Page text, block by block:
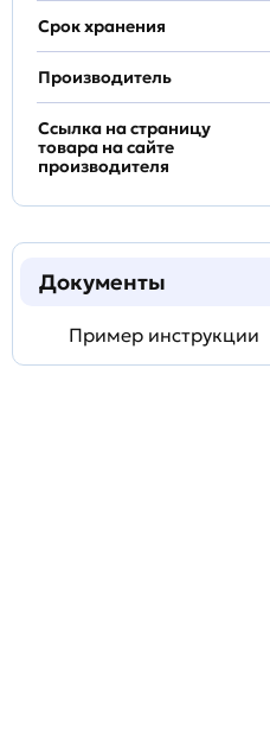
Срок хранения
Производитель
Ссылка на страницу
товара на сайте
производителя
Документы
Пример инструкции